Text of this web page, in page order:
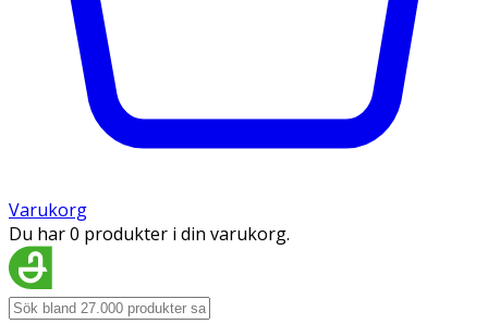
Varukorg
Du har 0 produkter i din varukorg.